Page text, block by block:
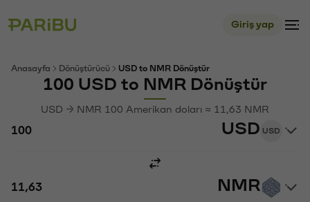
Giriş yap
Anasayfa Dönüştürücü USD to NMR Dönüştür
100 USD to NMR Dönüştür
USD → NMR 100 Amerikan doları ≈ 11,63 NMR
USD USD
NMR